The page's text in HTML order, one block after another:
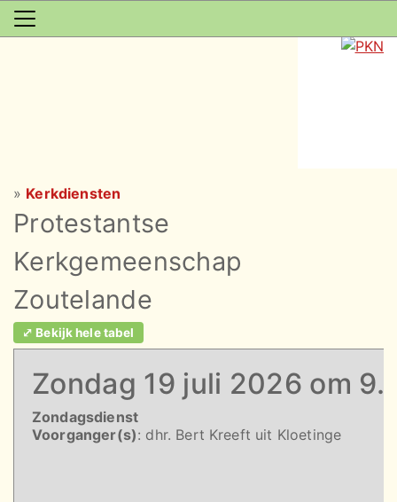
» Kerkdiensten
Protestantse
Kerkgemeenschap
Zoutelande
⤢ Bekijk hele tabel
Zondag 19 juli 2026 om
Zondagsdienst
Voorganger(s): dhr. Bert Kreeft uit Kloetinge